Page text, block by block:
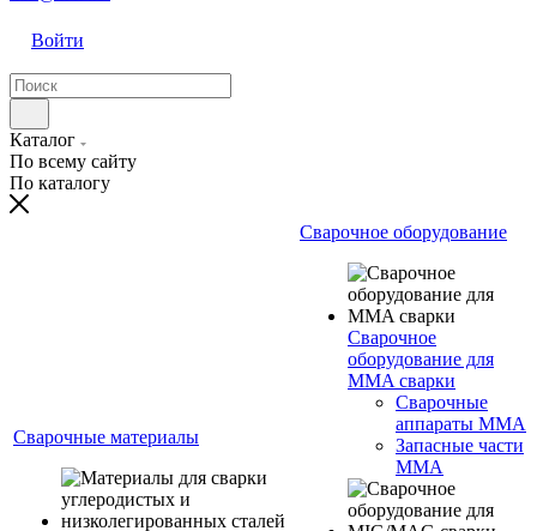
Войти
Каталог
По всему сайту
По каталогу
Сварочные материалы
Сварочное оборудование
Сварочное
оборудование для
MMA сварки
Сварочные
аппараты MMA
Запасные части
MMA